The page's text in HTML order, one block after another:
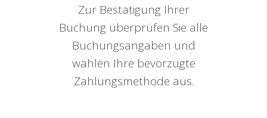
Zur Bestätigung Ihrer
Buchung überprüfen Sie alle
Buchungsangaben und
wählen Ihre bevorzugte
Zahlungsmethode aus.